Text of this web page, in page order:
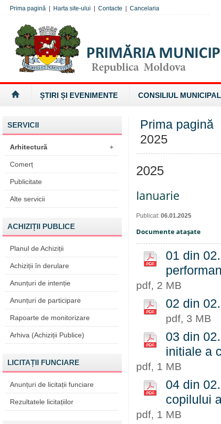
Prima pagină Harta site-ului Contacte Cancelaria
ȘTIRI ȘI EVENIMENTE CONSILIUL MUNICIPAL
SERVICII
Arhitectură +
Comerț
Publicitate
Alte servicii
ACHIZIȚII PUBLICE
Planul de Achiziții
Achiziții în derulare
Anunțuri de intenție
Anunțuri de participare
Rapoarte de monitorizare
Arhiva (Achiziții Publice)
LICITAȚII FUNCIARE
Anunțuri de licitații funciare
Rezultatele licitațiilor
Prima pagină
2025
2025
Ianuarie
Publicat: 06.01.2025
Documente ataşate
01 din
pdf, 2 MB
02 din
pdf, 3 MB
03 din
initiale a
pdf, 1 MB
04 din
copilului
pdf, 1 MB